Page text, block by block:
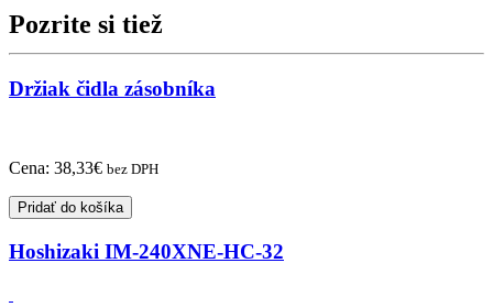
Pozrite si tiež
Držiak čidla zásobníka
Cena: 38,33€ bez DPH
Pridať do košíka
Hoshizaki IM-240XNE-HC-32